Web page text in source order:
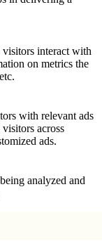
visitors interact with
on metrics the
with relevant ads
across
ads.
analyzed and